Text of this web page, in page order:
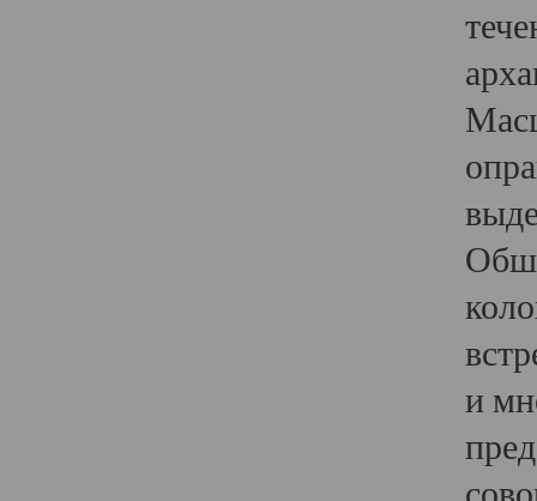
и